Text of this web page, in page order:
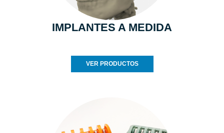
IMPLANTES A MEDIDA
VER PRODUCTOS